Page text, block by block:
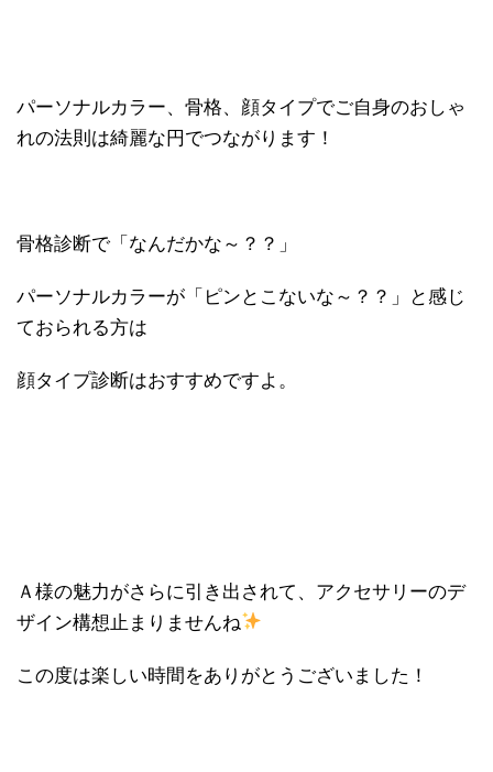
パーソナルカラー、骨格、顔タイプでご自身のおしゃ
れの法則は綺麗な円でつながります！
骨格診断で「なんだかな～？？」
パーソナルカラーが「ピンとこないな～？？」と感じ
ておられる方は
顔タイプ診断はおすすめですよ。
Ａ様の魅力がさらに引き出されて、アクセサリーのデ
ザイン構想止まりませんね
この度は楽しい時間をありがとうございました！